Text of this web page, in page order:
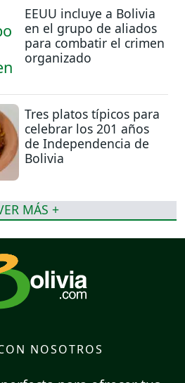
EEUU incluye a Bolivia
en el grupo de aliados
para combatir el crimen
organizado
Tres platos típicos para
celebrar los 201 años
de Independencia de
Bolivia
MÁS +
NOSOTROS